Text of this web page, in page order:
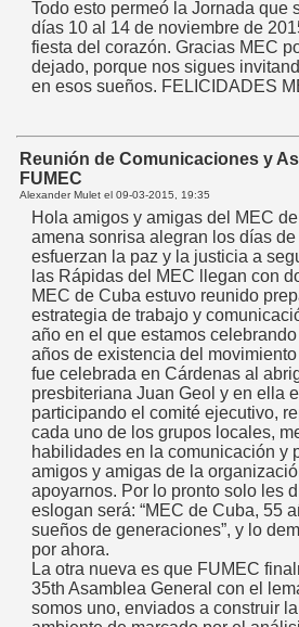
Todo esto permeó la Jornada que
días 10 al 14 de noviembre de
fiesta del corazón. Gracias MEC
dejado, porque nos sigues
en esos sueños. FELICIDADES
Reunión de Comunicaciones y
FUMEC
Alexander Mulet el 09-03-2015, 19:35
Hola amigos y amigas del MEC
amena sonrisa alegran los días
esfuerzan la paz y la justicia a
las Rápidas del MEC llegan con
MEC de Cuba estuvo reunido
estrategia de trabajo y
año en el que estamos
años de existencia del
fue celebrada en Cárdenas al
presbiteriana Juan Geol y en ella
participando el comité ejecutivo,
cada uno de los grupos locales,
habilidades en la comunicación y
amigos y amigas de la
apoyarnos. Por lo pronto solo les
eslogan será: “MEC de Cuba, 55
sueños de generaciones”, y lo
por ahora.
La otra nueva es que FUMEC
35th Asamblea General con el
somos uno, enviados a construir